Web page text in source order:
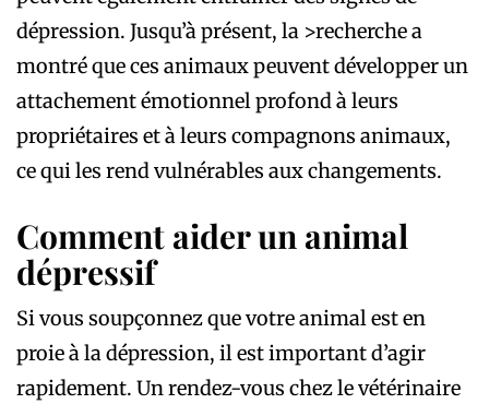
dépression. Jusqu’à présent, la >recherche a
montré que ces animaux peuvent développer un
attachement émotionnel profond à leurs
propriétaires et à leurs compagnons animaux,
ce qui les rend vulnérables aux changements.
Comment aider un animal
dépressif
Si vous soupçonnez que votre animal est en
proie à la dépression, il est important d’agir
rapidement. Un rendez-vous chez le vétérinaire